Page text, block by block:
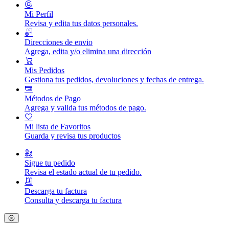
Mi Perfil
Revisa y edita tus datos personales.
Direcciones de envio
Agrega, edita y/o elimina una dirección
Mis Pedidos
Gestiona tus pedidos, devoluciones y fechas de entrega.
Métodos de Pago
Agrega y valida tus métodos de pago.
Mi lista de Favoritos
Guarda y revisa tus productos
Sigue tu pedido
Revisa el estado actual de tu pedido.
Descarga tu factura
Consulta y descarga tu factura